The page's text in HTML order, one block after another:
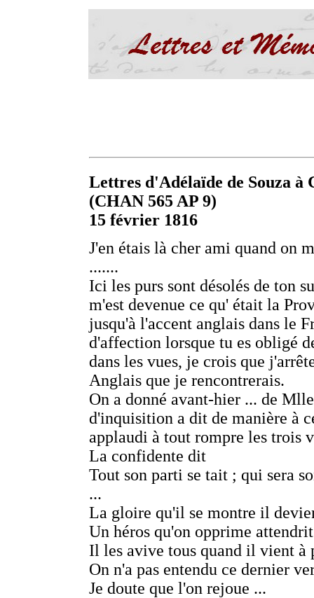
Lettres d'Adélaïde de Souza à
(CHAN 565 AP 9)
15 février 1816
J'en étais là cher ami quand on
.......
Ici les purs sont désolés de ton
m'est devenue ce qu' était la
jusqu'à l'accent anglais dans le
d'affection lorsque tu es obligé
dans les vues, je crois que
Anglais que je rencontrerais.
On a donné avant-hier ... de
d'inquisition a dit de manière à
applaudi à tout rompre les trois
La confidente dit
Tout son parti se tait ; qui sera
...
La gloire qu'il se montre il
Un héros qu'on opprime
Il les avive tous quand il vient à
On n'a pas entendu ce dernier
Je doute que l'on rejoue ...